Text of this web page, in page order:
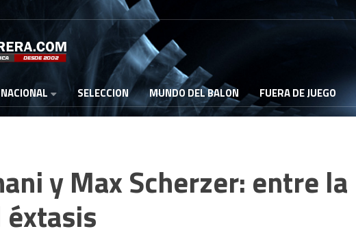
SELECCION MUNDO DEL BALON FUERA DE JUEGO
y Max Scherzer: entre la